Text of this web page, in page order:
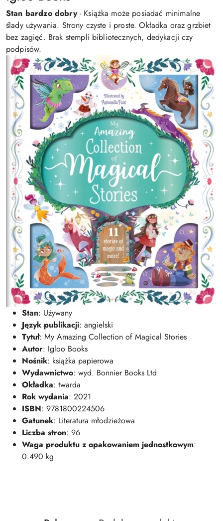
Stan bardzo dobry- Książka może posiadać minimalne
ślady używania. Strony czyste i proste. Okładka oraz grzbiet
bez zagięć. Brak stempli bibliotecznych, dedykacji czy
podpisów.
Stan: Używany
Język publikacji: angielski
Tytuł: My Amazing Collection of Magical Stories
Autor: Igloo Books
Nośnik: książka papierowa
Wydawnictwo: wyd. Bonnier Books Ltd
Okładka: twarda
Rok wydania: 2021
ISBN: 9781800224506
Gatunek: Literatura młodzieżowa
Liczba stron: 96
Waga produktu z opakowaniem jednostkowym:
0.490 kg